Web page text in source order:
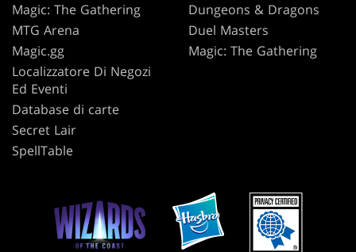
Magic: The Gathering
MTG Arena
Magic.gg
Localizzatore Di Negozi
Ed Eventi
Database di carte
Secret Lair
SpellTable
Dungeons & Dragons
Duel Masters
Magic: The Gathering